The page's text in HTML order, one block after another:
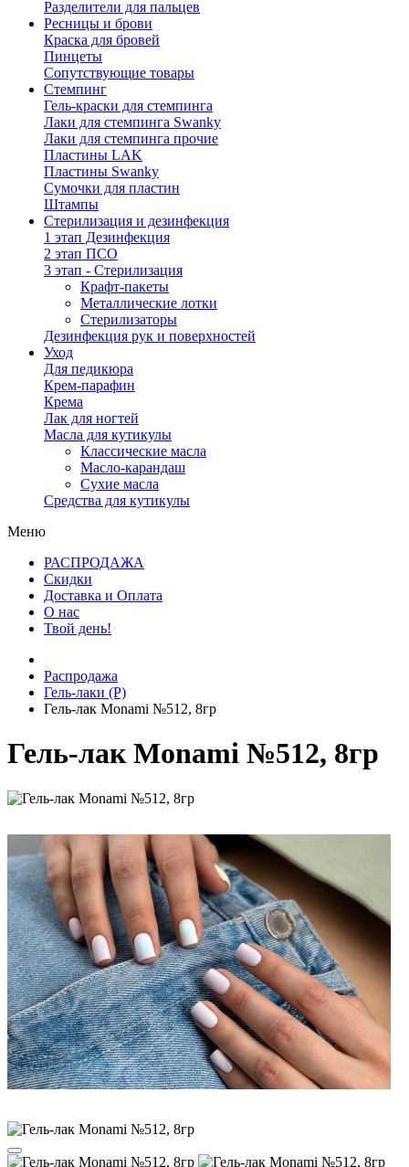
Разделители для пальцев
Ресницы и брови
Краска для бровей
Пинцеты
Сопутствующие товары
Стемпинг
Гель-краски для стемпинга
Лаки для стемпинга Swanky
Лаки для стемпинга прочие
Пластины LAK
Пластины Swanky
Сумочки для пластин
Штампы
Стерилизация и дезинфекция
1 этап Дезинфекция
2 этап ПСО
3 этап - Стерилизация
Крафт-пакеты
Металлические лотки
Стерилизаторы
Дезинфекция рук и поверхностей
Уход
Для педикюра
Крем-парафин
Крема
Лак для ногтей
Масла для кутикулы
Классические масла
Масло-карандаш
Сухие масла
Средства для кутикулы
Меню
РАСПРОДАЖА
Скидки
Доставка и Оплата
О нас
Твой день!
Распродажа
Гель-лаки (Р)
Гель-лак Monami №512, 8гр
Гель-лак Monami №512, 8гр